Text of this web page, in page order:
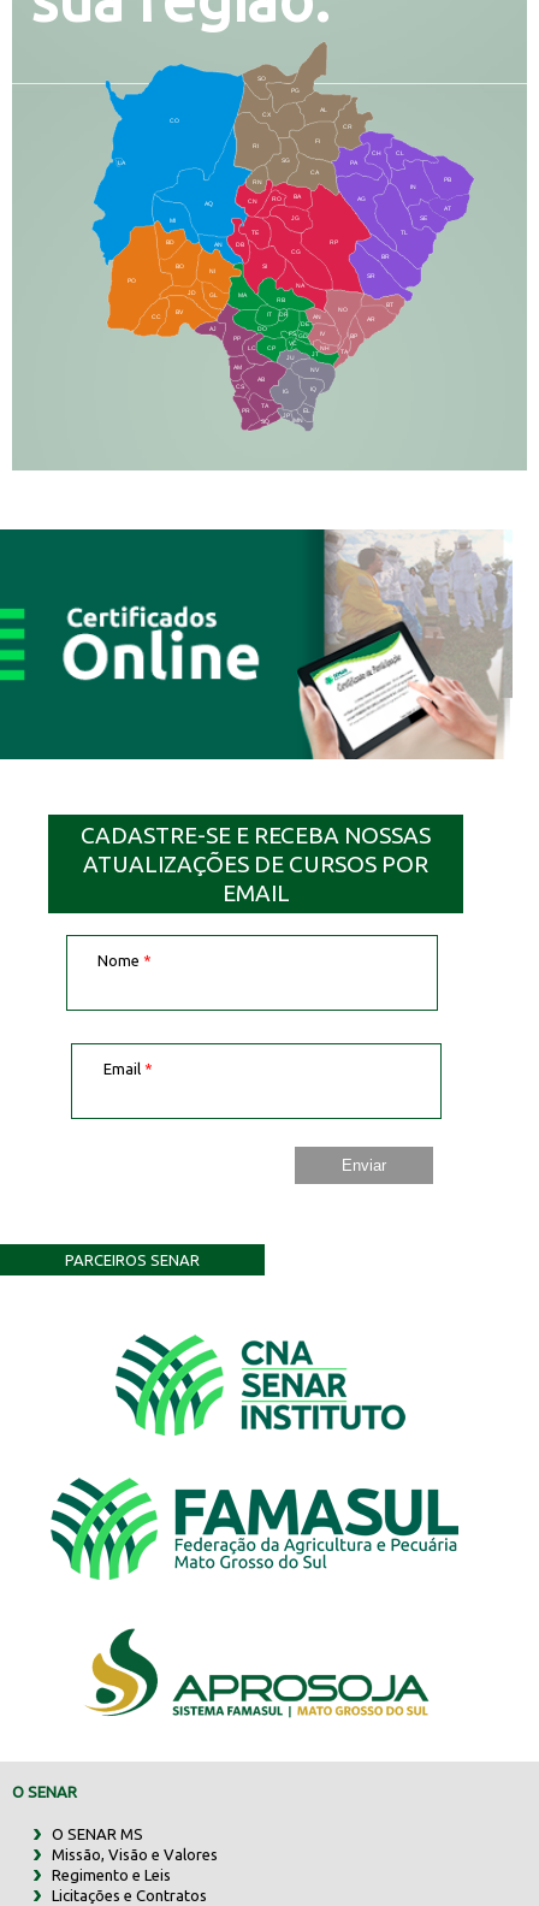
CO
AQ
MI
AN
CX
RI
AL
CR
FI
SG
BA
CA
PA
CH CL
PB
SE
TL
AG
BR
SR
BT
AR
RP
RO
JG
CG
SI
NA
TA
NH
JT
RB
MA
IT
DR
DO
CP
JU
NV
IQ
EL
BD
BO
NI
JD
PO
BV
CC
PP
AJ
LC
AM
AB
JP
DB
TE
CS
PR
TA
SQ
IG
MN
IN
NO
BP
RN
CN
GL
AN
IV
FS
VC
GD
DE
AT
PG
SO
LA
CADASTRE-SE E RECEBA NOSSAS
ATUALIZAÇÕES DE CURSOS POR
EMAIL
Nome *
Email *
PARCEIROS SENAR
O SENAR
O SENAR MS
Missão, Visão e Valores
Regimento e Leis
Licitações e Contratos